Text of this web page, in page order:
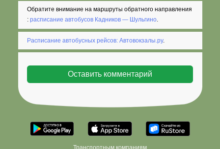
Обратите внимание на маршруты обратного направления
:расписание автобусов Кадников — Шульгино.
Расписание автобусных рейсов: Автовокзалы.ру.
Транспортным компаниям